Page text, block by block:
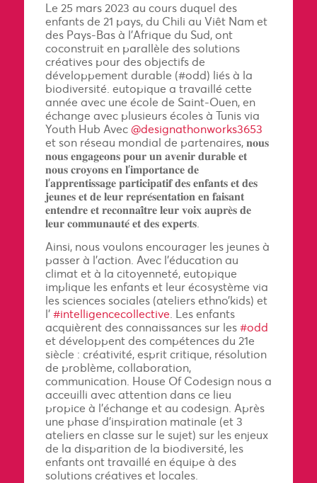
Le 25 mars 2023 au cours duquel des
enfants de 21 pays, du Chili au Viêt Nam et
des Pays-Bas à l’Afrique du Sud, ont
coconstruit en parallèle des solutions
créatives pour des objectifs de
développement durable (#odd) liés à la
biodiversité. eutopique a travaillé cette
année avec une école de Saint-Ouen, en
échange avec plusieurs écoles à Tunis via
Youth Hub Avec @designathonworks3653
et son réseau mondial de partenaires, 𝐧𝐨𝐮𝐬
𝐧𝐨𝐮𝐬 𝐞𝐧𝐠𝐚𝐠𝐞𝐨𝐧𝐬 𝐩𝐨𝐮𝐫 𝐮𝐧 𝐚𝐯𝐞𝐧𝐢𝐫 𝐝𝐮𝐫𝐚𝐛𝐥𝐞 𝐞𝐭
𝐧𝐨𝐮𝐬 𝐜𝐫𝐨𝐲𝐨𝐧𝐬 𝐞𝐧 𝐥’𝐢𝐦𝐩𝐨𝐫𝐭𝐚𝐧𝐜𝐞 𝐝𝐞
𝐥’𝐚𝐩𝐩𝐫𝐞𝐧𝐭𝐢𝐬𝐬𝐚𝐠𝐞 𝐩𝐚𝐫𝐭𝐢𝐜𝐢𝐩𝐚𝐭𝐢𝐟 𝐝𝐞𝐬 𝐞𝐧𝐟𝐚𝐧𝐭𝐬 𝐞𝐭 𝐝𝐞𝐬
𝐣𝐞𝐮𝐧𝐞𝐬 𝐞𝐭 𝐝𝐞 𝐥𝐞𝐮𝐫 𝐫𝐞𝐩𝐫𝐞́𝐬𝐞𝐧𝐭𝐚𝐭𝐢𝐨𝐧 𝐞𝐧 𝐟𝐚𝐢𝐬𝐚𝐧𝐭
𝐞𝐧𝐭𝐞𝐧𝐝𝐫𝐞 𝐞𝐭 𝐫𝐞𝐜𝐨𝐧𝐧𝐚𝐢̂𝐭𝐫𝐞 𝐥𝐞𝐮𝐫 𝐯𝐨𝐢𝐱 𝐚𝐮𝐩𝐫𝐞̀𝐬 𝐝𝐞
𝐥𝐞𝐮𝐫 𝐜𝐨𝐦𝐦𝐮𝐧𝐚𝐮𝐭𝐞́ 𝐞𝐭 𝐝𝐞𝐬 𝐞𝐱𝐩𝐞𝐫𝐭𝐬.
Ainsi, nous voulons encourager les jeunes à
passer à l’action. Avec l’éducation au
climat et à la citoyenneté, eutopique
implique les enfants et leur écosystème via
les sciences sociales (ateliers ethno’kids) et
l’ #intelligencecollective . Les enfants
acquièrent des connaissances sur les #odd
et développent des compétences du 21e
siècle : créativité, esprit critique, résolution
de problème, collaboration,
communication. House Of Codesign nous a
acceuilli avec attention dans ce lieu
propice à l’échange et au codesign. Après
une phase d’inspiration matinale (et 3
ateliers en classe sur le sujet) sur les enjeux
de la disparition de la biodiversité, les
enfants ont travaillé en équipe à des
solutions créatives et locales.